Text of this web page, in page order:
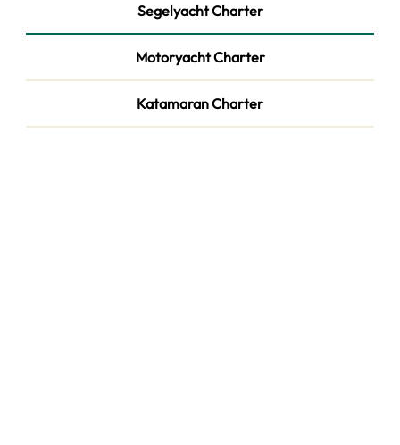
Segelyacht Charter
Motoryacht Charter
Katamaran Charter